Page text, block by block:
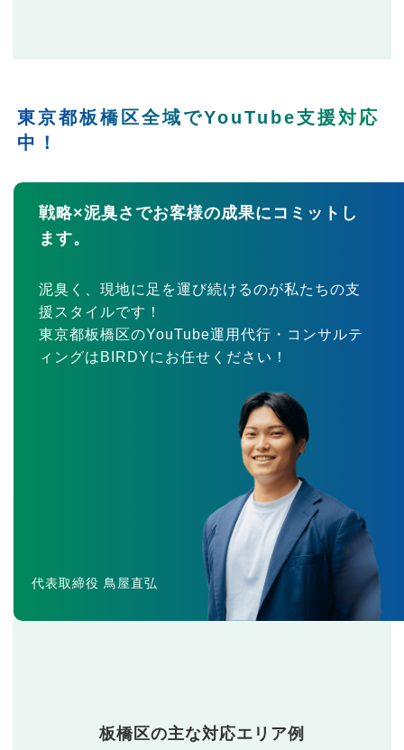
東京都板橋区全域でYouTube支援対応
中！
戦略×泥臭さでお客様の成果にコミットし
ます。
泥臭く、現地に足を運び続けるのが私たちの支
援スタイルです！
東京都板橋区のYouTube運用代行・コンサルテ
ィングはBIRDYにお任せください！
代表取締役 鳥屋直弘
板橋区の主な対応エリア例